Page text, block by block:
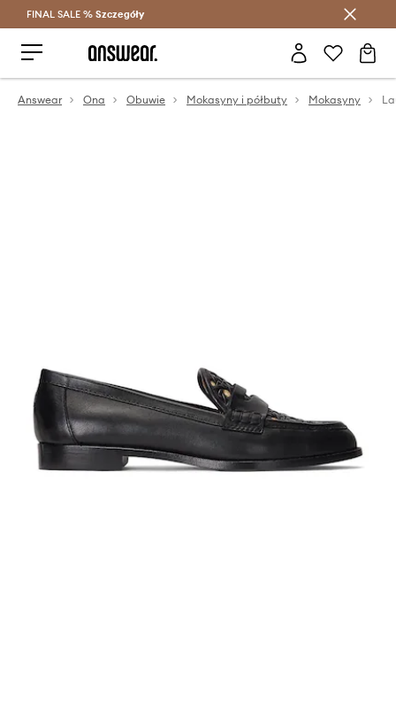
Oszczędzaj z Answear Club >
FINAL SALE % Szczegóły
Answear Ona Obuwie Mokasyny i półbuty Mokasyny